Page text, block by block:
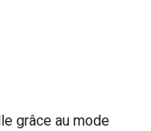
grâce au mode